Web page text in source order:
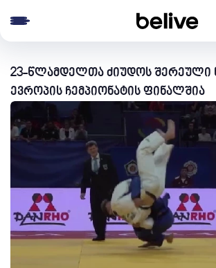
23-წლამდელთა ძიუდოს შერეული
ევროპის ჩემპიონატის ფინალშია